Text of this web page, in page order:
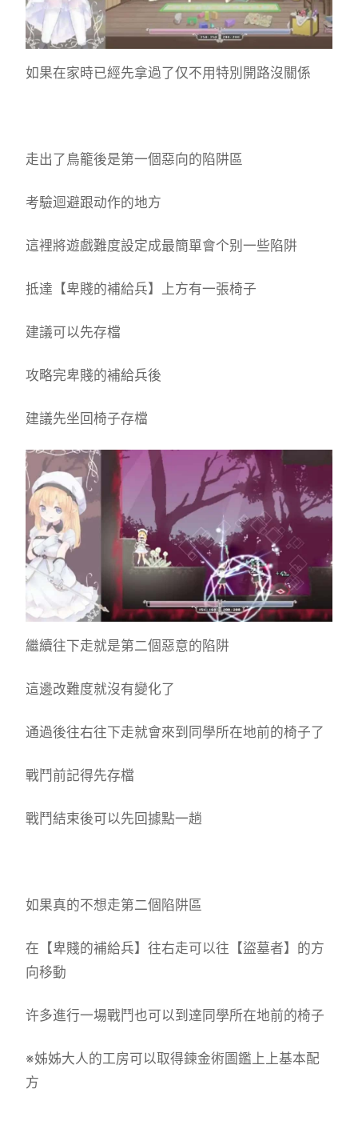
如果在家時已經先拿過了仅不用特別開路沒關係
走出了鳥籠後是第一個惡向的陷阱區
考驗迴避跟动作的地方
這裡將遊戲難度設定成最簡單會个别一些陷阱
抵達【卑賤的補給兵】上方有一張椅子
建議可以先存檔
攻略完卑賤的補給兵後
建議先坐回椅子存檔
繼續往下走就是第二個惡意的陷阱
這邊改難度就沒有變化了
通過後往右往下走就會來到同學所在地前的椅子了
戰鬥前記得先存檔
戰鬥結束後可以先回據點一趟
如果真的不想走第二個陷阱區
在【卑賤的補給兵】往右走可以往【盜墓者】的方
向移動
许多進行一場戰鬥也可以到達同學所在地前的椅子
※姊姊大人的工房可以取得鍊金術圖鑑上上基本配
方